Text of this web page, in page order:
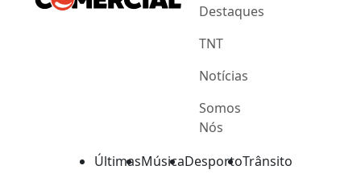
Destaques
TNT
Notícias
Somos
Nós
ÚltimasMúsicaDesportoTrânsito